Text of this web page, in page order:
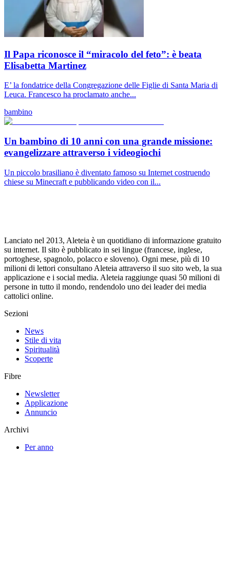
Il Papa riconosce il “miracolo del feto”: è beata
Elisabetta Martinez
E’ la fondatrice della Congregazione delle Figlie di Santa Maria di
Leuca. Francesco ha proclamato anche...
bambino
Un bambino di 10 anni con una grande missione:
evangelizzare attraverso i videogiochi
Un piccolo brasiliano è diventato famoso su Internet costruendo
chiese su Minecraft e pubblicando video con il...
Lanciato nel 2013, Aleteia è un quotidiano di informazione gratuito
su internet. Il sito è pubblicato in sei lingue (francese, inglese,
portoghese, spagnolo, polacco e sloveno). Ogni mese, più di 10
milioni di lettori consultano Aleteia attraverso il suo sito web, la sua
applicazione e i social media. Aleteia raggiunge quasi 50 milioni di
persone in tutto il mondo, rendendolo uno dei leader dei media
cattolici online.
Sezioni
News
Stile di vita
Spiritualità
Scoperte
Fibre
Newsletter
Applicazione
Annuncio
Archivi
Per anno